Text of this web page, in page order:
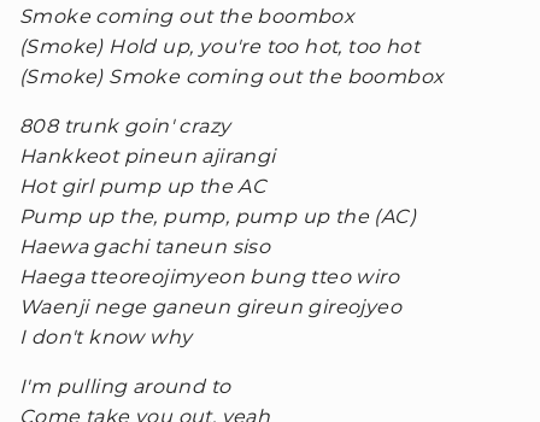
Smoke coming out the boombox
(Smoke) Hold up, you're too hot, too hot
(Smoke) Smoke coming out the boombox
808 trunk goin' crazy
Hankkeot pineun ajirangi
Hot girl pump up the AC
Pump up the, pump, pump up the (AC)
Haewa gachi taneun siso
Haega tteoreojimyeon bung tteo wiro
Waenji nege ganeun gireun gireojyeo
I don't know why
I'm pulling around to
Come take you out, yeah